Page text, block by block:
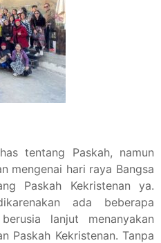
tentang Paskah, namun
mengenai hari raya Bangsa
Paskah Kekristenan ya.
ada beberapa
lanjut menanyakan
Paskah Kekristenan. Tanpa